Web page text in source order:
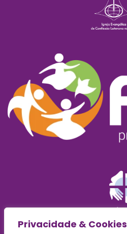
Privacidade & Cookies